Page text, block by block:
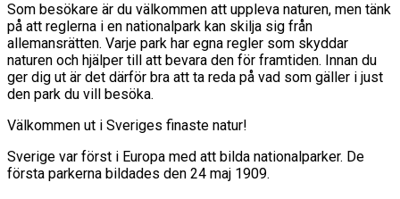
Som besökare är du välkommen att uppleva naturen, men tänk
på att reglerna i en nationalpark kan skilja sig från
allemansrätten. Varje park har egna regler som skyddar
naturen och hjälper till att bevara den för framtiden. Innan du
ger dig ut är det därför bra att ta reda på vad som gäller i just
den park du vill besöka.
Välkommen ut i Sveriges finaste natur!
Sverige var först i Europa med att bilda nationalparker. De
första parkerna bildades den 24 maj 1909.